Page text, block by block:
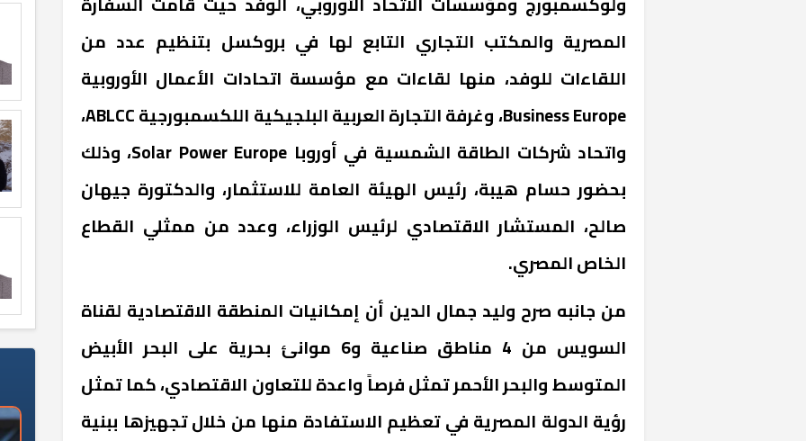
المصرية والمكتب التجاري التابع لها في بروكسل بتنظيم عدد من
اللقاءات للوفد، منها لقاءات مع مؤسسة اتحادات الأعمال الأوروبية
Business Europe، وغرفة التجارة العربية البلجيكية اللكسمبورجية ABLCC،
واتحاد شركات الطاقة الشمسية في أوروبا Solar Power Europe، وذلك
بحضور حسام هيبة، رئيس الهيئة العامة للاستثمار، والدكتورة جيهان
صالح، المستشار الاقتصادي لرئيس الوزراء، وعدد من ممثلي القطاع
الخاص المصري.
من جانبه صرح وليد جمال الدين أن إمكانيات المنطقة الاقتصادية لقناة
السويس من 4 مناطق صناعية و6 موانئ بحرية على البحر الأبيض
المتوسط والبحر الأحمر تمثل فرصاً واعدة للتعاون الاقتصادي، كما تمثل
رؤية الدولة المصرية في تعظيم الاستفادة منها من خلال تجهيزها ببنية